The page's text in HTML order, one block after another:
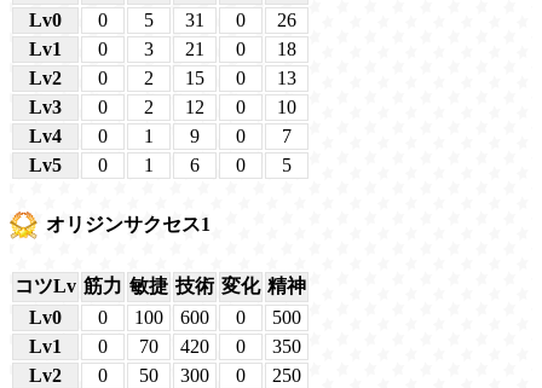
Lv0
0 5 31 0
26
Lv1
0 3 21 0
18
Lv2
0 2 15 0
13
Lv3
0 2 12 0
10
Lv4
0 1 9 0
7
Lv5
0 1 6 0 5
オリジンサクセス1
コツLv 筋力 敏捷 技術 変化 精神
Lv0
0 100 600 0
500
Lv1
0 70 420 0
350
Lv2
0 50 300 0
250